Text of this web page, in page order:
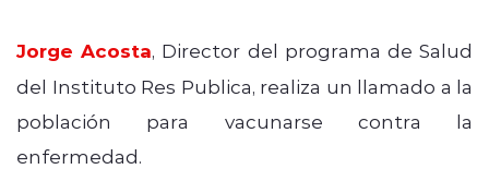
Jorge Acosta, Director del programa de Salud
del Instituto Res Publica, realiza un llamado a la
población para vacunarse contra la
enfermedad.